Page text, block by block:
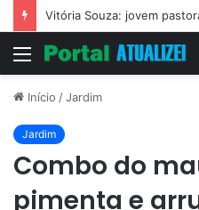
Menu
Início /Jardim
Jardim
Combo do
pimenta e